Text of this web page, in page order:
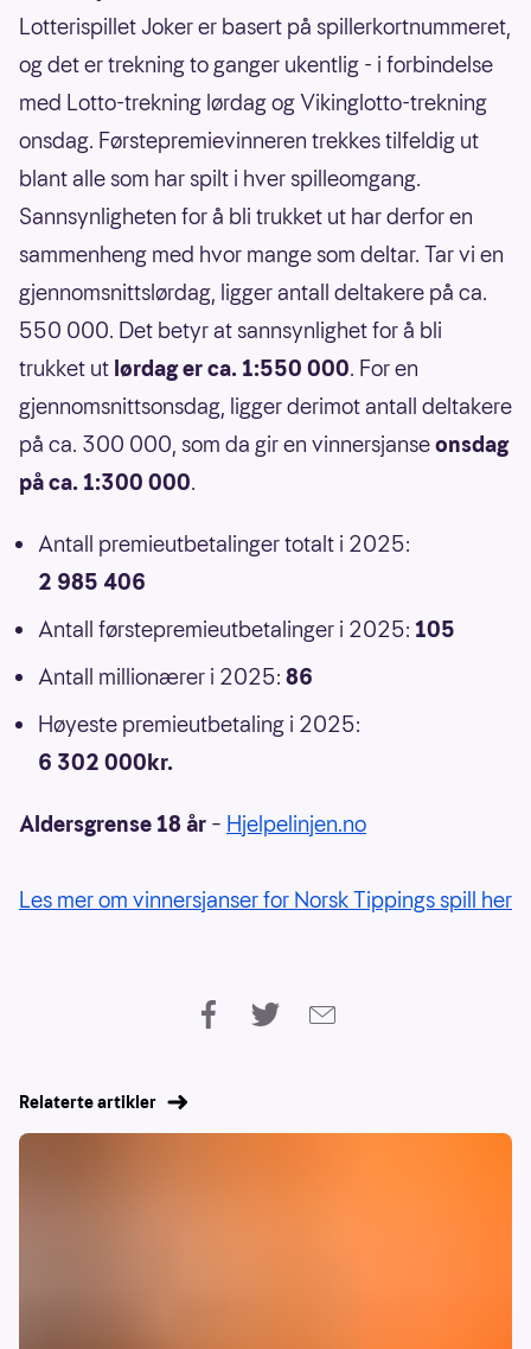
Lotterispillet Joker er basert på spillerkortnummeret,
og det er trekning to ganger ukentlig - i forbindelse
med Lotto-trekning lørdag og Vikinglotto-trekning
onsdag. Førstepremievinneren trekkes tilfeldig ut
blant alle som har spilt i hver spilleomgang.
Sannsynligheten for å bli trukket ut har derfor en
sammenheng med hvor mange som deltar. Tar vi en
gjennomsnittslørdag, ligger antall deltakere på ca.
550 000. Det betyr at sannsynlighet for å bli
trukket ut lørdag er ca. 1:550 000. For en
gjennomsnittsonsdag, ligger derimot antall deltakere
på ca. 300 000, som da gir en vinnersjanseonsdag
på ca. 1:300 000.
Antall premieutbetalinger totalt i 2025:
2 985 406
Antall førstepremieutbetalinger i 2025: 105
Antall millionærer i 2025: 86
Høyeste premieutbetaling i 2025:
6 302 000kr.
Aldersgrense 18 år – Hjelpelinjen.no
Les mer om vinnersjanser for Norsk Tippings spill her
Relaterte artikler